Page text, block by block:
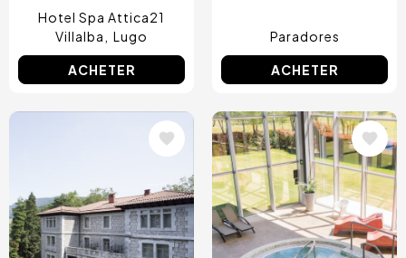
Hotel Spa Attica21
Villalba
Lugo
ACHETER
Paradores
ACHETER
Image